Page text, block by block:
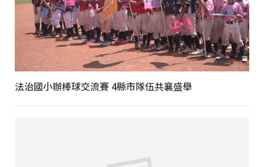
法治國小辦棒球交流賽 4縣市隊伍共襄盛舉